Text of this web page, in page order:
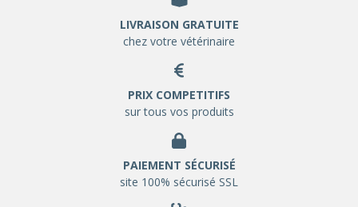
LIVRAISON GRATUITE
chez votre vétérinaire
PRIX COMPETITIFS
sur tous vos produits
PAIEMENT SÉCURISÉ
site 100% sécurisé SSL